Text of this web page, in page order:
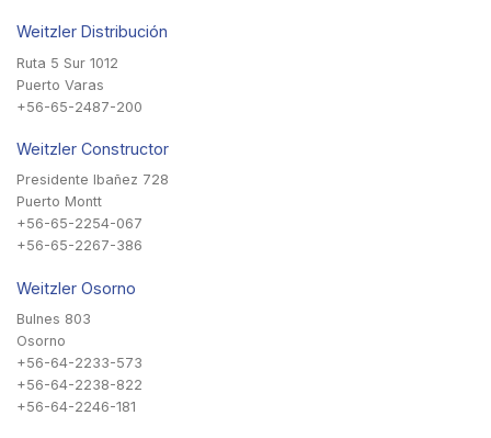
Weitzler Distribución
Ruta 5 Sur 1012
Puerto Varas
+56-65-2487-200
Weitzler Constructor
Presidente Ibañez 728
Puerto Montt
+56-65-2254-067
+56-65-2267-386
Weitzler Osorno
Bulnes 803
Osorno
+56-64-2233-573
+56-64-2238-822
+56-64-2246-181